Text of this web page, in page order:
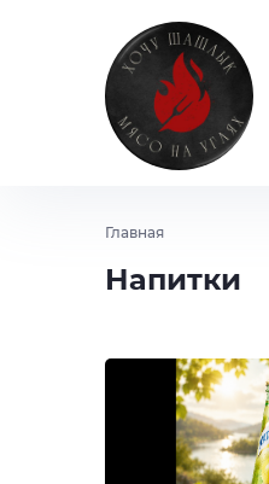
Главная
Напитки